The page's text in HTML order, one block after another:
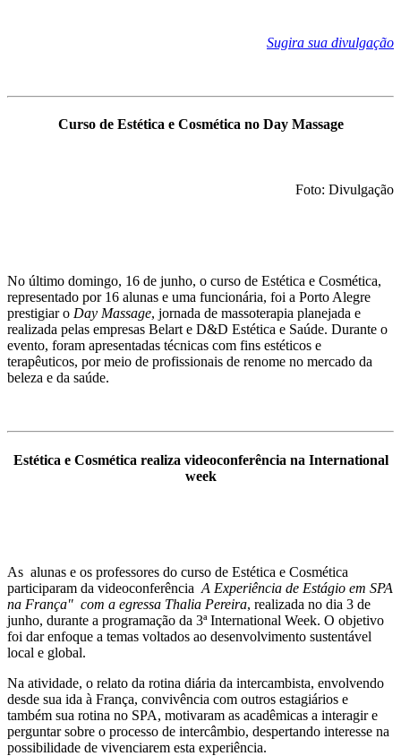
Sugira sua divulgação
Curso de Estética e Cosmética no Day Massage
Foto: Divulgação
No último domingo, 16 de junho, o curso de Estética e Cosmética,
representado por 16 alunas e uma funcionária, foi a Porto Alegre
prestigiar o Day Massage, jornada de massoterapia planejada e
realizada pelas empresas Belart e D&D Estética e Saúde. Durante o
evento, foram apresentadas técnicas com fins estéticos e
terapêuticos, por meio de profissionais de renome no mercado da
beleza e da saúde.
Estética e Cosmética realiza videoconferência na International
week
As alunas e os professores do curso de Estética e Cosmética
participaram da videoconferência A Experiência de Estágio em SPA
na França" com a egressa Thalia Pereira, realizada no dia 3 de
junho, durante a programação da 3ª International Week. O objetivo
foi dar enfoque a temas voltados ao desenvolvimento sustentável
local e global.
Na atividade, o relato da rotina diária da intercambista, envolvendo
desde sua ida à França, convivência com outros estagiários e
também sua rotina no SPA, motivaram as acadêmicas a interagir e
perguntar sobre o processo de intercâmbio, despertando interesse na
possibilidade de vivenciarem esta experiência.